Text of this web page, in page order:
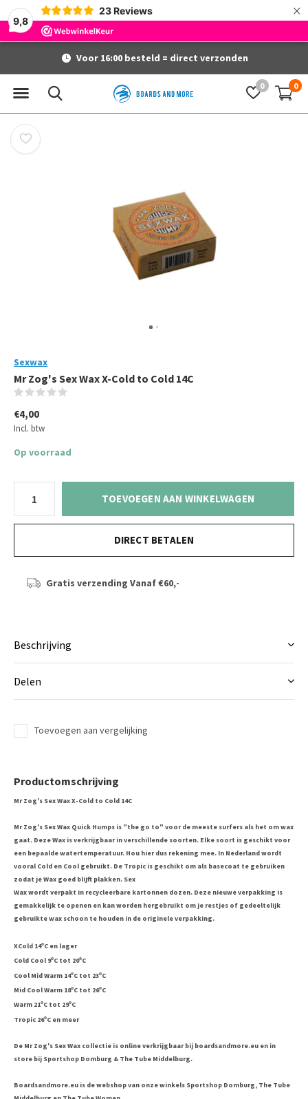
9,8
23 Reviews ×
0 0
Voor 16:00 besteld = direct verzonden
Sexwax
Mr Zog's Sex Wax X-Cold to Cold 14C
€4,00
Incl. btw
Op voorraad
TOEVOEGEN AAN WINKELWAGEN
DIRECT BETALEN
Gratis verzending Vanaf €60,-
Beschrijving
Delen
Toevoegen aan vergelijking
Productomschrijving
Mr Zog's Sex Wax X-Cold to Cold 14C
Mr Zog's Sex Wax Quick Humps is "the go to" voor de meeste surfers als het om wax
gaat. Deze Wax is verkrijgbaar in verschillende soorten. Elke soort is geschikt voor
een bepaalde watertemperatuur. Hou hier dus rekening mee. In Nederland wordt
vooral Cold en Cool gebruikt. De Tropic is geschikt om als basecoat te gebruiken
zodat je Wax goed blijft plakken. Sex
Wax wordt verpakt in recycleerbare kartonnen dozen. Deze nieuwe verpakking is
gemakkelijk te openen en kan worden hergebruikt om je restjes of gedeeltelijk
gebruikte wax schoon te houden in de originele verpakking.
XCold 14oC en lager
Cold Cool 9oC tot 20oC
Cool Mid Warm 14oC tot 23oC
Mid Cool Warm 18oC tot 26oC
Warm 21oC tot 29oC
Tropic 26oC en meer
De Mr Zog's Sex Wax collectie is online verkrijgbaar bij boardsandmore.eu en in
store bij Sportshop Domburg & The Tube Middelburg.
Boardsandmore.eu is de webshop van onze winkels Sportshop Domburg, The Tube